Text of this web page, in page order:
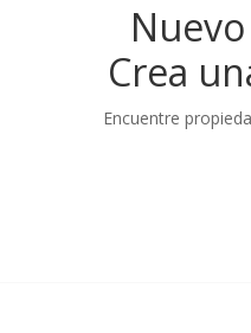
Crea
Encuentre